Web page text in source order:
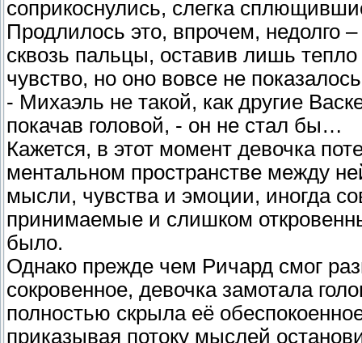
соприкоснулись, слегка
Продлилось это, впрочем, недолго
сквозь пальцы, оставив лишь
чувство, но оно вовсе не
- Михаэль не такой, как другие
покачав головой, - он не стал бы…
Кажется, в этот момент девочка
ментальном пространстве между
мысли, чувства и эмоции, иногда
принимаемые и слишком
было.
Однако прежде чем Ричард смог
сокровенное, девочка замотала
полностью скрыла её
приказывая потоку мыслей